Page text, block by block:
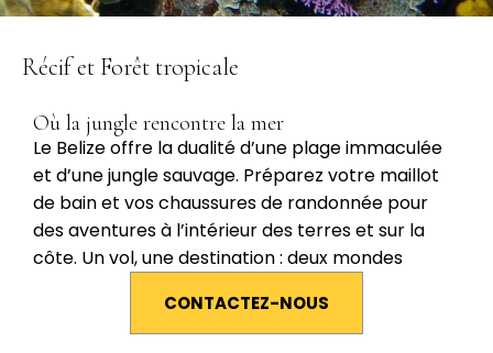
Récif et Forêt tropicale
Où la jungle rencontre la mer
Le Belize offre la dualité d’une plage immaculée
et d’une jungle sauvage. Préparez votre maillot
de bain et vos chaussures de randonnée pour
des aventures à l’intérieur des terres et sur la
côte. Un vol, une destination : deux mondes
CONTACTEZ-NOUS